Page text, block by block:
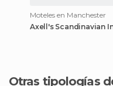
Moteles en Manchester
Axell's Scandinavian
Otras tipologías